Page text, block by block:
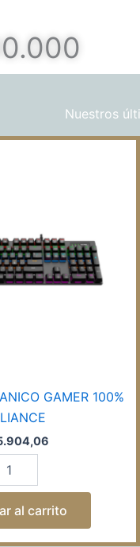
Nuestros
GAMER 100%
al carrito